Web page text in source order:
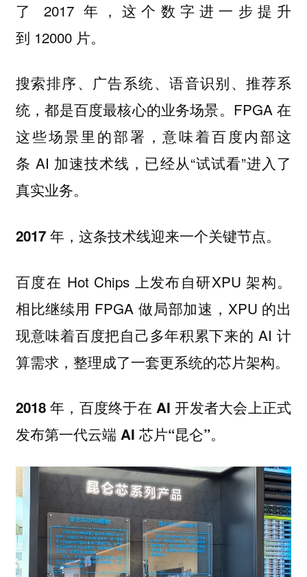
了 2017 年，这个数字进一步提升
到 12000 片。
搜索排序、广告系统、语音识别、推荐系
统，都是百度最核心的业务场景。FPGA 在
这些场景里的部署，意味着百度内部这
条 AI 加速技术线，已经从“试试看”进入了
真实业务。
2017 年，这条技术线迎来一个关键节点。
百度在 Hot Chips 上发布自研XPU 架构。
相比继续用 FPGA 做局部加速，XPU 的出
现意味着百度把自己多年积累下来的 AI 计
算需求，整理成了一套更系统的芯片架构。
2018 年，百度终于在 AI 开发者大会上正式
发布第一代云端 AI 芯片“昆仑”。